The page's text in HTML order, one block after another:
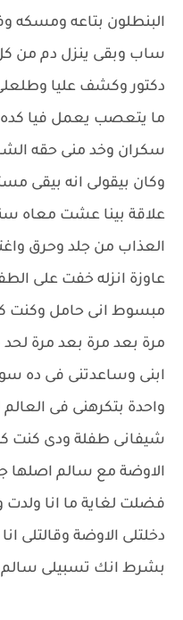
البنطلون بتاعه ومسكه
ساب وبقى ينزل دم من
دكتور وكشف عليا
ما يتعصب يعمل فيا كده
سكران وخد منى حقه
وكان بيقولى انه بيقى
علاقة بينا عشت معاه
العذاب من جلد وحرق
عاوزة انزله خفت على
مبسوط انى حامل وكنت
مرة بعد مرة بعد مرة
ابنى وساعدتنى فى ده
واحدة بتكرهنى فى
شيفانى طفلة ودى كنت
الاوضة مع سالم اصلها
فضلت لغاية ما انا
دخلتلى الاوضة
بشرط انك تسبيلى سالم